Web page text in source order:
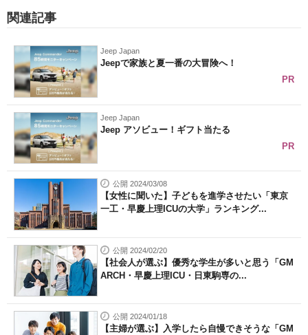
関連記事
Jeep Japan
Jeepで家族と夏一番の大冒険へ！
PR
Jeep Japan
Jeep アソビュー！ギフト当たる
PR
公開 2024/03/08
【女性に聞いた】子どもを進学させたい「東京
一工・早慶上理ICUの大学」ランキング...
公開 2024/02/20
【社会人が選ぶ】優秀な学生が多いと思う「GM
ARCH・早慶上理ICU・日東駒専の...
公開 2024/01/18
【主婦が選ぶ】入学したら自慢できそうな「GM